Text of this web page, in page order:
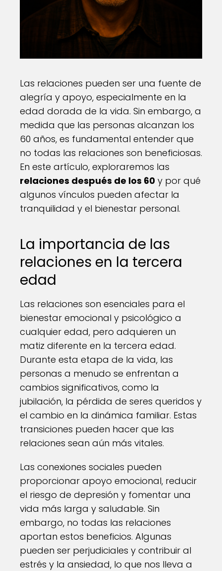
Las relaciones pueden ser una fuente de
alegría y apoyo, especialmente en la
edad dorada de la vida. Sin embargo, a
medida que las personas alcanzan los
60 años, es fundamental entender que
no todas las relaciones son beneficiosas.
En este artículo, exploraremos las
relaciones después de los 60 y por qué
algunos vínculos pueden afectar la
tranquilidad y el bienestar personal.
La importancia de las
relaciones en la tercera
edad
Las relaciones son esenciales para el
bienestar emocional y psicológico a
cualquier edad, pero adquieren un
matiz diferente en la tercera edad.
Durante esta etapa de la vida, las
personas a menudo se enfrentan a
cambios significativos, como la
jubilación, la pérdida de seres queridos y
el cambio en la dinámica familiar. Estas
transiciones pueden hacer que las
relaciones sean aún más vitales.
Las conexiones sociales pueden
proporcionar apoyo emocional, reducir
el riesgo de depresión y fomentar una
vida más larga y saludable. Sin
embargo, no todas las relaciones
aportan estos beneficios. Algunas
pueden ser perjudiciales y contribuir al
estrés y la ansiedad, lo que nos lleva a